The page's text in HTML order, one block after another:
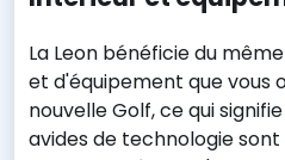
La Leon bénéficie du
et d'équipement que vous
nouvelle Golf, ce qui
avides de technologie